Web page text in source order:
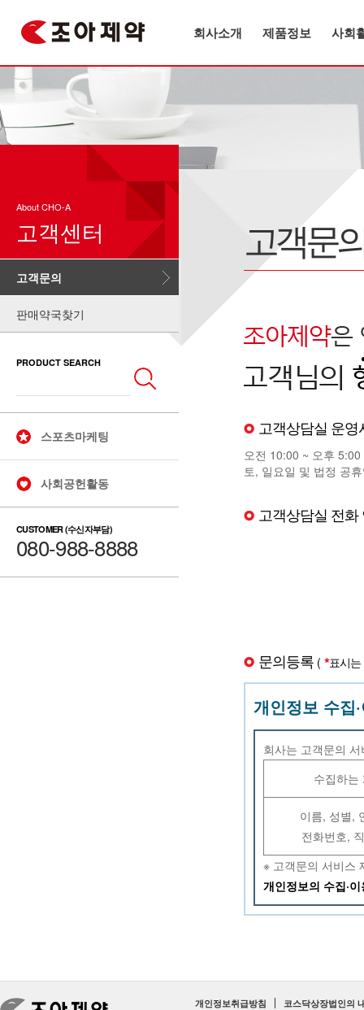
회사소개 제품정보 사회
About CHO-A
고객센터
고객문의
판매약국찾기
PRODUCT SEARCH
스포츠마케팅
사회공헌활동
CUSTOMER (수신자부담)
080-988-8888
고객문
고객상담실 운영
오전 10:00 ~ 오후
토, 일요일 및 법정 공
고객상담실 전화
문의등록 ( *표시는
개인정보 수집
회사는 고객문의
수집하는
이름, 성별,
전화번호,
※ 고객문의 서비스
개인정보의 수집·
개인정보취급방침 코스닥상장법인의